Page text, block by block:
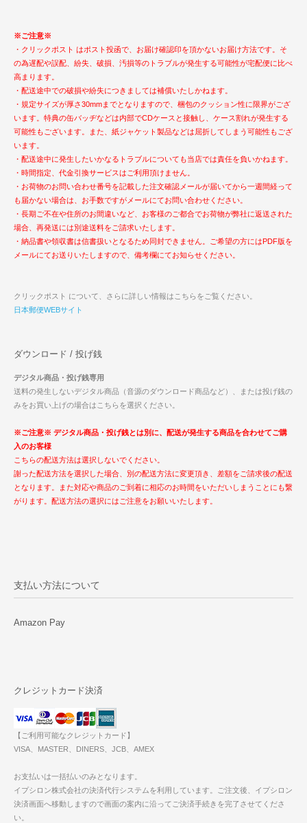
※ご注意※
・クリックポスト はポスト投函で、お届け確認印を頂かないお届け方法です。そ
の為遅配や誤配、紛失、破損、汚損等のトラブルが発生する可能性が宅配便に比べ
高まります。
・配送途中での破損や紛失につきましては補償いたしかねます。
・規定サイズが厚さ30mmまでとなりますので、梱包のクッション性に限界がござ
います。特典の缶バッヂなどは内部でCDケースと接触し、ケース割れが発生する
可能性もございます。また、紙ジャケット製品などは屈折してしまう可能性もござ
います。
・配送途中に発生したいかなるトラブルについても当店では責任を負いかねます。
・時間指定、代金引換サービスはご利用頂けません。
・お荷物のお問い合わせ番号を記載した注文確認メールが届いてから一週間経って
も届かない場合は、お手数ですがメールにてお問い合わせください。
・長期ご不在や住所のお間違いなど、お客様のご都合でお荷物が弊社に返送された
場合、再発送には別途送料をご請求いたします。
・納品書や領収書は信書扱いとなるため同封できません。ご希望の方にはPDF版を
メールにてお送りいたしますので、備考欄にてお知らせください。
クリックポスト について、さらに詳しい情報はこちらをご覧ください。
日本郵便WEBサイト
ダウンロード / 投げ銭
デジタル商品・投げ銭専用
送料の発生しないデジタル商品（音源のダウンロード商品など）、または投げ銭の
みをお買い上げの場合はこちらを選択ください。
※ご注意※ デジタル商品・投げ銭とは別に、配送が発生する商品を合わせてご購
入のお客様
こちらの配送方法は選択しないでください。
謝った配送方法を選択した場合、別の配送方法に変更頂き、差額をご請求後の配送
となります。また対応や商品のご到着に相応のお時間をいただいしまうことにも繋
がります。配送方法の選択にはご注意をお願いいたします。
支払い方法について
Amazon Pay
クレジットカード決済
【ご利用可能なクレジットカード】
VISA、MASTER、DINERS、JCB、AMEX
お支払いは一括払いのみとなります。
イプシロン株式会社の決済代行システムを利用しています。ご注文後、イプシロン
決済画面へ移動しますので画面の案内に沿ってご決済手続きを完了させてくださ
い。